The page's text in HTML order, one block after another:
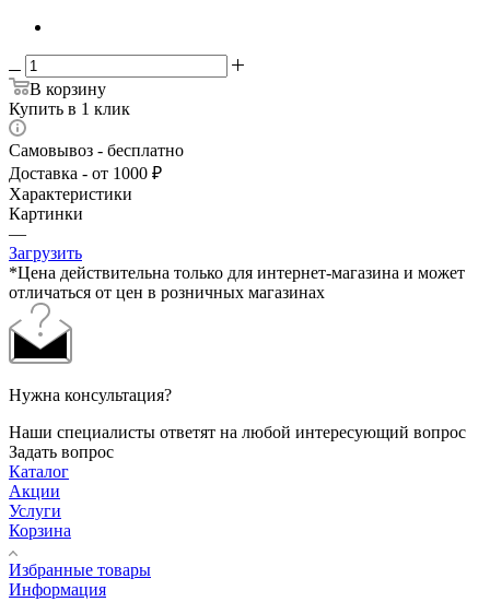
В корзину
Купить в 1 клик
Самовывоз - бесплатно
Доставка - от 1000 ₽
Характеристики
Картинки
—
Загрузить
*Цена действительна только для интернет-магазина и может
отличаться от цен в розничных магазинах
Нужна консультация?
Наши специалисты ответят на любой интересующий вопрос
Задать вопрос
Каталог
Акции
Услуги
Корзина
Избранные товары
Информация